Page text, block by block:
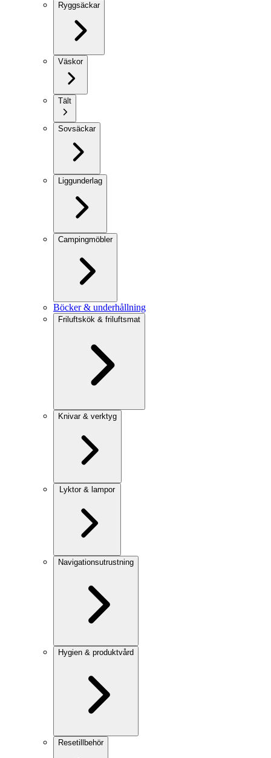
Ryggsäckar
Väskor
Tält
Sovsäckar
Liggunderlag
Campingmöbler
Böcker & underhållning
Friluftskök & friluftsmat
Knivar & verktyg
Lyktor & lampor
Navigationsutrustning
Hygien & produktvård
Resetillbehör